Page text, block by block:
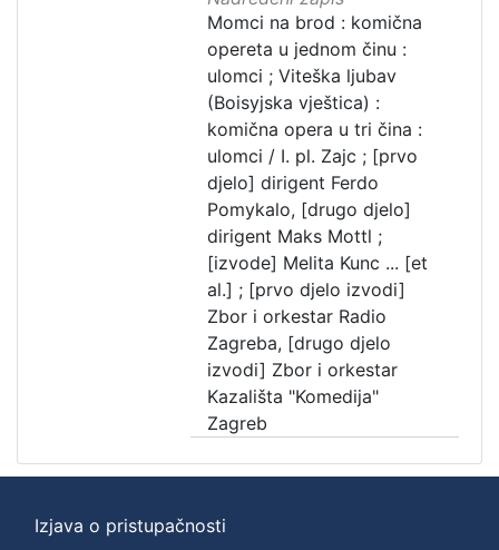
Momci na brod : komična
opereta u jednom činu :
ulomci ; Viteška ljubav
(Boisyjska vještica) :
komična opera u tri čina :
ulomci / I. pl. Zajc ; [prvo
djelo] dirigent Ferdo
Pomykalo, [drugo djelo]
dirigent Maks Mottl ;
[izvode] Melita Kunc ... [et
al.] ; [prvo djelo izvodi]
Zbor i orkestar Radio
Zagreba, [drugo djelo
izvodi] Zbor i orkestar
Kazališta "Komedija"
Zagreb
Izjava o pristupačnosti